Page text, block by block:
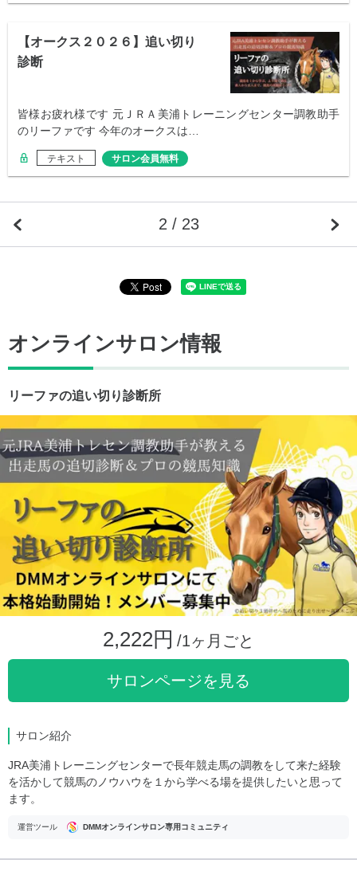
【オークス２０２６】追い切り
診断
皆様お疲れ様です 元ＪＲＡ美浦トレーニングセンター調教助手
のリーファです 今年のオークスは…
テキスト サロン会員無料
2 / 23
オンラインサロン情報
リーファの追い切り診断所
2,222円 /1ヶ月ごと
サロンページを見る
サロン紹介
JRA美浦トレーニングセンターで長年競走馬の調教をして来た経験
を活かして競馬のノウハウを１から学べる場を提供したいと思って
ます。
運営ツール DMMオンラインサロン専用コミュニティ